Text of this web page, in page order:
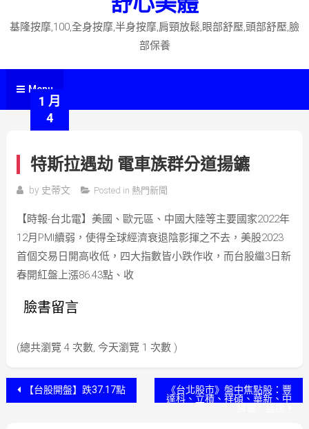
基隆按摩,100,全身按摩,半身按摩,肩頸放鬆,眼部舒壓,頭部舒壓,臉
部保養
Menu
1 月
4
特斯拉遇劫 電車族群分道揚鑣
by 史蒂文 Posted in 熱門新聞
【時報-台北電】美國、歐元區、中國大陸等主要國家2022年
12月PMI續弱，使得全球經濟衰退陰影揮之不去，美股2023
首個交易日開高收低，四大指數皆小跌作收，而台股繼3日新
春開紅盤上漲86.43點、收
臉書留言
(總共瀏覽 4 次數, 今天瀏覽 1 次數 )
文
【台股開盤】跌37.17點
《台北股市》盤中焦點股：豐
達科、立積、祥碩、華新、中